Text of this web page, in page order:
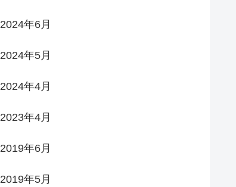
2024年6月
2024年5月
2024年4月
2023年4月
2019年6月
2019年5月